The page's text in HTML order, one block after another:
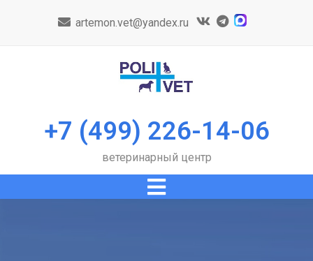
artemon.vet@yandex.ru
+7 (499) 226-14-06
ветеринарный центр